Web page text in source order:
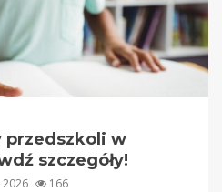
przedszkoli w
szczegóły!
2026 166